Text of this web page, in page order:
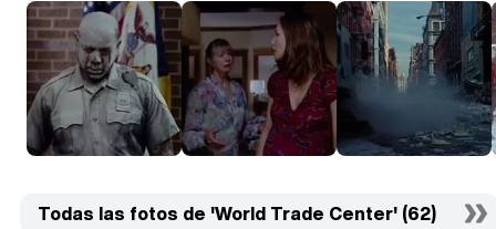
Todas las fotos de 'World Trade Center' (62)